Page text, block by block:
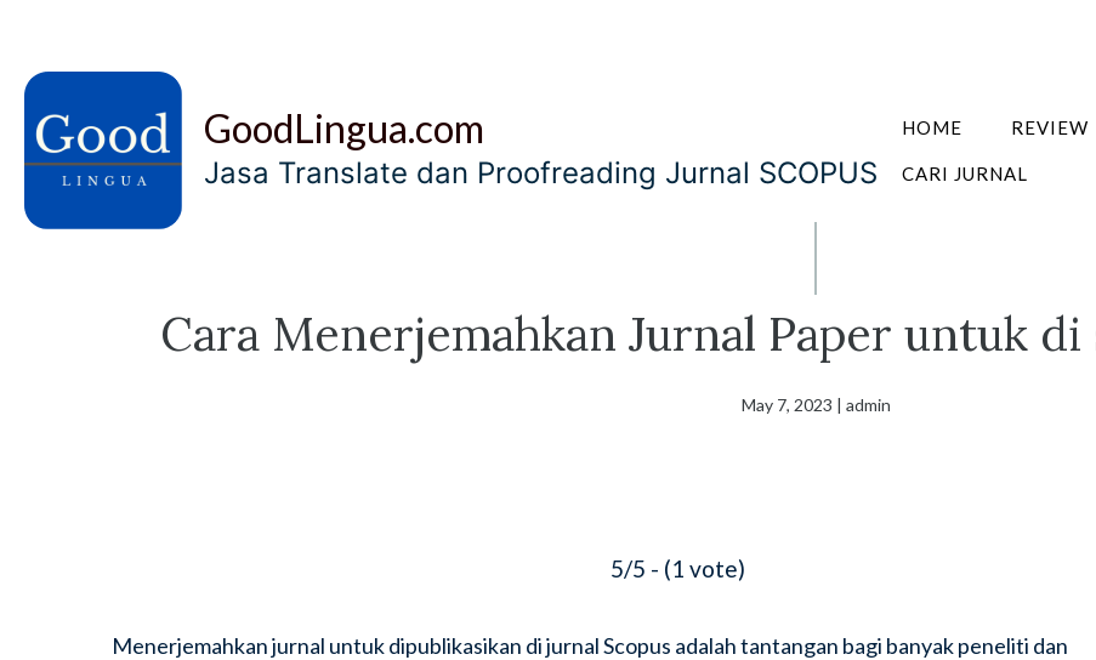
content
GoodLingua.com
Jasa Translate dan Proofreading Jurnal SCOPUS
HOME REVIEW
CARI JURNAL
Cara Menerjemahkan Jurnal Paper untuk
May 7, 2023 | admin
5/5 - (1 vote)
Menerjemahkan jurnal untuk dipublikasikan di jurnal Scopus adalah tantangan bagi banyak peneliti dan